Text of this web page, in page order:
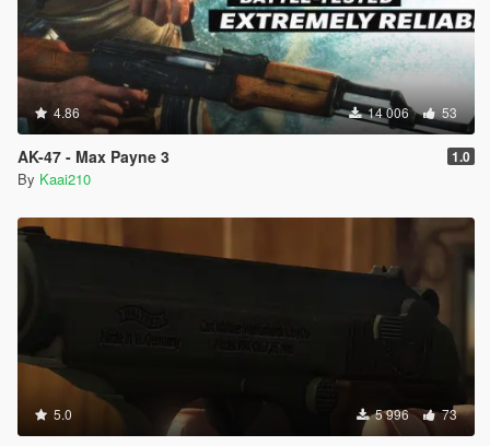
4.86 14 006 53
AK-47 - Max Payne 3 1.0
By Kaai210
5.0 5 996 73